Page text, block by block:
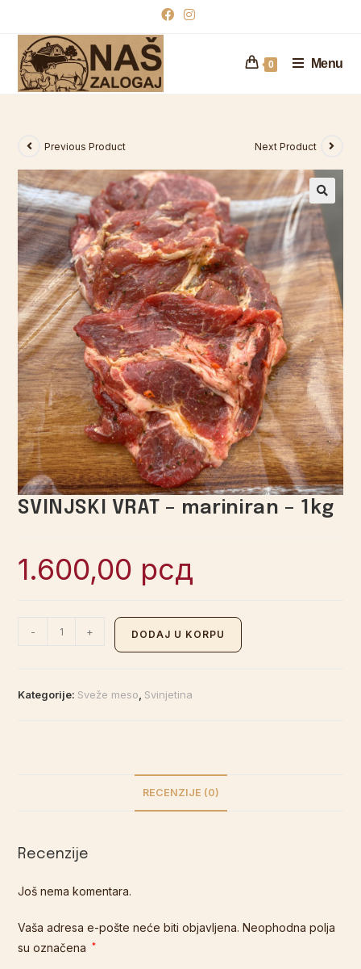
0 Menu
Previous Product Next Product
🔍
SVINJSKI VRAT – mariniran – 1kg
1.600,00 рсд
- + DODAJ U KORPU
Kategorije: Sveže meso Svinjetina
RECENZIJE (0)
Recenzije
Još nema komentara.
Vaša adresa e-pošte neće biti objavljena. Neophodna polja
su označena
*